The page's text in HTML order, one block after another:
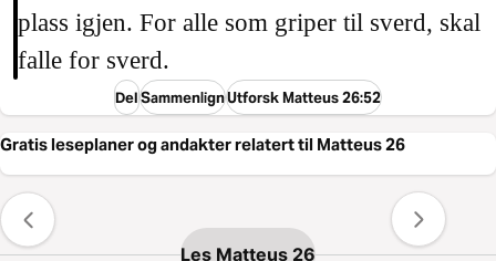
plass igjen. For alle som griper til sverd, skal
falle for sverd.
DelSammenlignUtforsk Matteus 26:52
Gratis leseplaner og andakter relatert til Matteus 26
Les Matteus 26